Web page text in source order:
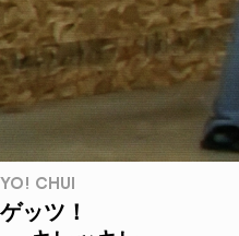
YO! CHUI
ゲッツ！